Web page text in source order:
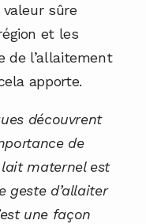
sûre
et les
de l’allaitement
apporte.
découvrent
de
maternel est
geste d’allaiter
une façon